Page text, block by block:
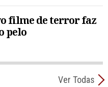
filme de terror faz
pelo
Ver Todas